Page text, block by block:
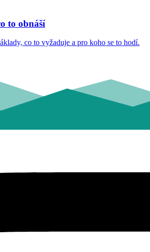
to obnáší
co to vyžaduje a pro koho se to hodí.